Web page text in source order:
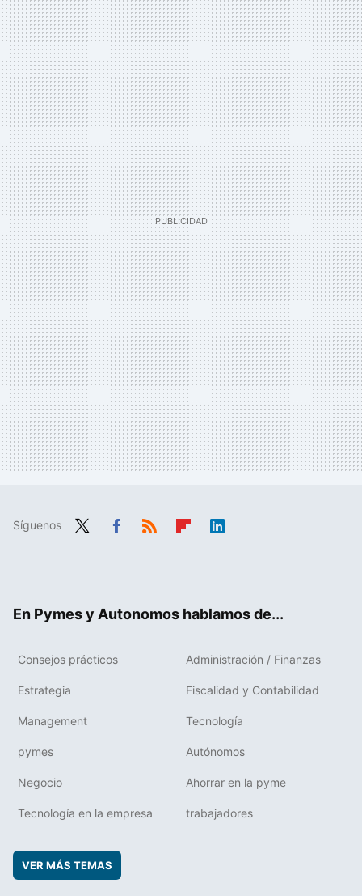
Síguenos
En Pymes y Autonomos hablamos de...
Consejos prácticos Administración / Finanzas
Estrategia Fiscalidad y Contabilidad
Management Tecnología
pymes Autónomos
Negocio Ahorrar en la pyme
Tecnología en la empresa trabajadores
VER MÁS TEMAS